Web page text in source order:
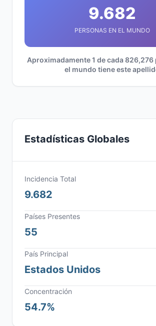
9.682
PERSONAS EN EL MUNDO
Aproximadamente 1 de cada 826,276
el mundo tiene este
Estadísticas Globales
Incidencia Total
9.682
Países Presentes
55
País Principal
Estados Unidos
Concentración
54.7%